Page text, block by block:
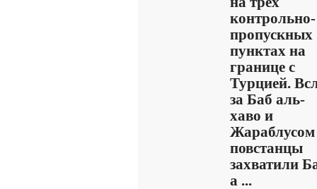
контрольно-
пропускных
пунктах на
границе с
Турцией.
за Баб аль-
хаво и
Жараблусом
повстанцы
захватили
а ...